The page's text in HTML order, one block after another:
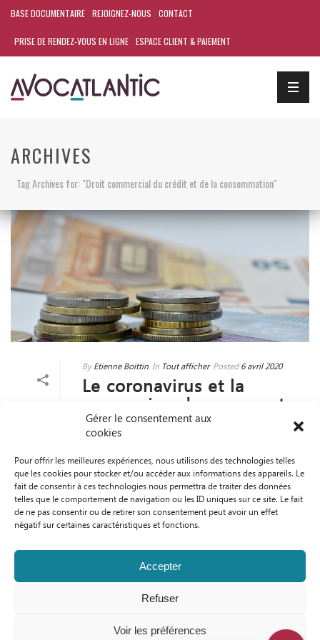
Gérer le consentement aux
cookies
Pour offrir les meilleures expériences, nous utilisons des technologies telles
que les cookies pour stocker et/ou accéder aux informations des appareils. Le
fait de consentir à ces technologies nous permettra de traiter des données
telles que le comportement de navigation ou les ID uniques sur ce site. Le fait
de ne pas consentir ou de retirer son consentement peut avoir un effet
négatif sur certaines caractéristiques et fonctions.
Accepter
Refuser
Voir les préférences
BASE DOCUMENTAIRE REJOIGNEZ-NOUS CONTACT
PRISE DE RENDEZ-VOUS EN LIGNE ESPACE CLIENT & PAIEMENT
ARCHIVES
Tag Archives for: "Droit commercial du crédit et de la consommation"
By Etienne Boittin In Tout afficher Posted 6 avril 2020
Le coronavirus et la
suspension des emprunts
des particuliers
READ MORE